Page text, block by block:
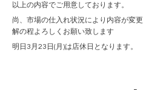
以上の内容でご用意しております。
尚、市場の仕入れ状況により内容が変
解の程よろしくお願い致します
明日3月23日(月)は店休日となります。